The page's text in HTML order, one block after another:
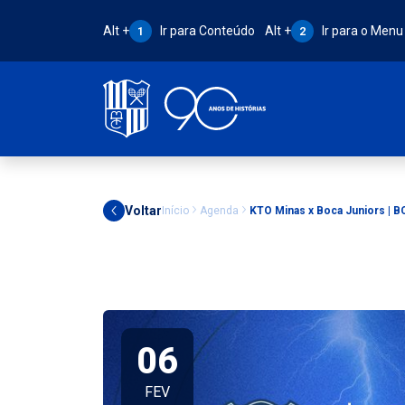
Atalho Alt + 1:
Alt + 1 Ir para Conteúdo Atalho Alt + 2:
Alt + 2 Ir para o Menu
Voltar Início Agenda KTO Minas x Boca Juniors |
06
FEV